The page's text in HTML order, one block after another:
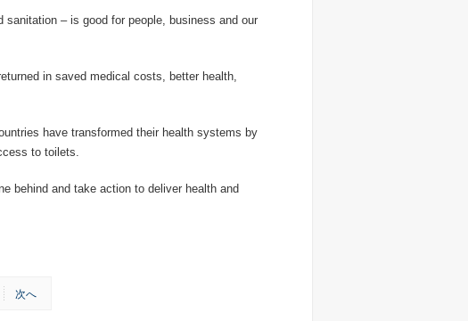
– is good for people, business and our
in saved medical costs, better health,
have transformed their health systems by
to toilets.
behind and take action to deliver health and
次へ